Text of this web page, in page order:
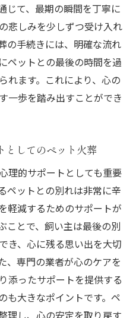
じて、最期の瞬間を丁寧に
悲しみを少しずつ受け入れ
の手続きには、明確な流れ
ペットとの最後の時間を過
れます。これにより、心の
一歩を踏み出すことができ
としてのペット火葬
理的サポートとしても重要
ペットとの別れは非常に辛
軽減するためのサポートが
ことで、飼い主は最後の別
き、心に残る思い出を大切
、専門の業者が心のケアを
添ったサポートを提供する
も大きなポイントです。ペ
理し、心の安定を取り戻す